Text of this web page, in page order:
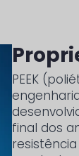
PEEK
final dos